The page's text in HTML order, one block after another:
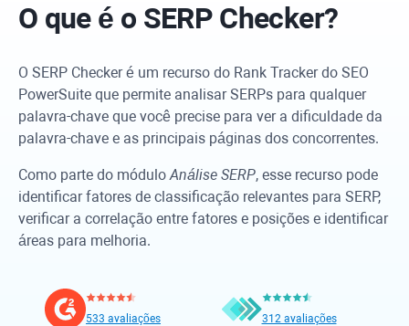
O que é o SERP Checker?
O SERP Checker é um recurso do Rank Trackerdo SEO
PowerSuite que permite analisar SERPs para qualquer
palavra-chave que você precise para ver a dificuldade da
palavra-chave e as principais páginas dos concorrentes.
Como parte do móduloAnálise SERP, esse recurso pode
identificar fatores de classificação relevantes para SERP,
verificar a correlação entre fatores e posições e identificar
áreas para melhoria.
533 avaliações 312 avaliações